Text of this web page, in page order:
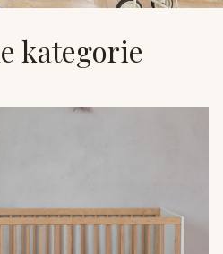
kategorie